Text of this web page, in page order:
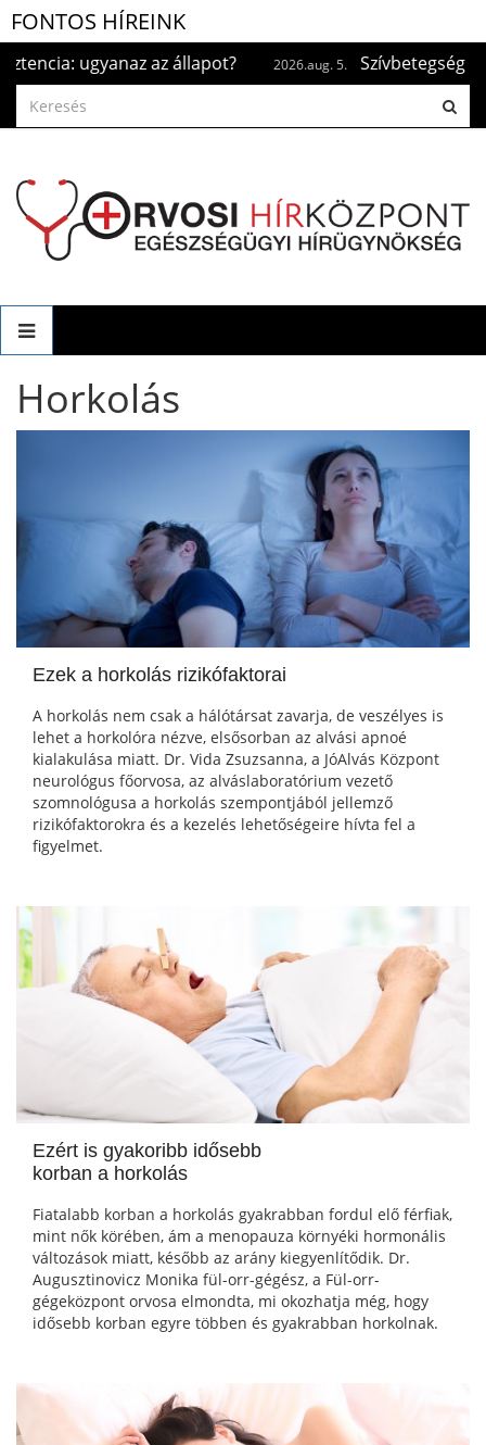
FONTOS HÍREINK
2026.aug. 5. Szívbetegség és kánikula: mire kell figyelni?
Horkolás
Ezek a horkolás rizikófaktorai
A horkolás nem csak a hálótársat zavarja, de veszélyes is
lehet a horkolóra nézve, elsősorban az alvási apnoé
kialakulása miatt. Dr. Vida Zsuzsanna, a JóAlvás Központ
neurológus főorvosa, az alváslaboratórium vezető
szomnológusa a horkolás szempontjából jellemző
rizikófaktorokra és a kezelés lehetőségeire hívta fel a
figyelmet.
Ezért is gyakoribb idősebb
korban a horkolás
Fiatalabb korban a horkolás gyakrabban fordul elő férfiak,
mint nők körében, ám a menopauza környéki hormonális
változások miatt, később az arány kiegyenlítődik. Dr.
Augusztinovicz Monika fül-orr-gégész, a Fül-orr-
gégeközpont orvosa elmondta, mi okozhatja még, hogy
idősebb korban egyre többen és gyakrabban horkolnak.